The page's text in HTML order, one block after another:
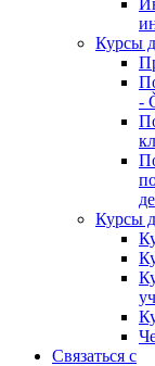
Курсы
-
Курсы
Связаться с